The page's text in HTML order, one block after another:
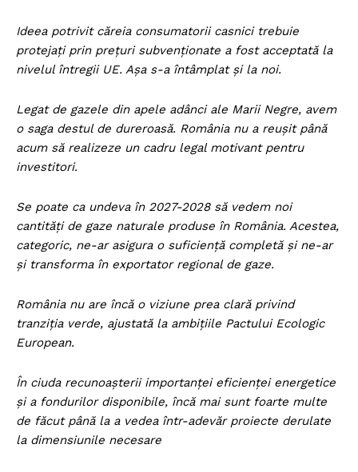
Ideea potrivit căreia consumatorii casnici trebuie
protejați prin prețuri subvenționate a fost acceptată la
nivelul întregii UE. Așa s-a întâmplat și la noi.
Legat de gazele din apele adânci ale Marii Negre, avem
o saga destul de dureroasă. România nu a reușit până
acum să realizeze un cadru legal motivant pentru
investitori.
Se poate ca undeva în 2027-2028 să vedem noi
cantități de gaze naturale produse în România. Acestea,
categoric, ne-ar asigura o suficiență completă și ne-ar
și transforma în exportator regional de gaze.
România nu are încă o viziune prea clară privind
tranziția verde, ajustată la ambițiile Pactului Ecologic
European.
În ciuda recunoașterii importanței eficienței energetice
și a fondurilor disponibile, încă mai sunt foarte multe
de făcut până la a vedea într-adevăr proiecte derulate
la dimensiunile necesare